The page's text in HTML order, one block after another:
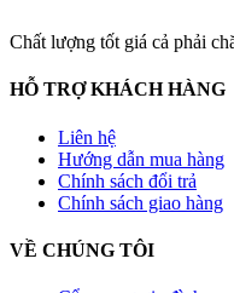
Chất lượng tốt giá cả phải
HỖ TRỢ KHÁCH HÀNG
Liên hệ
Hướng dẫn mua hàng
Chính sách đổi trả
Chính sách giao hàng
VỀ CHÚNG TÔI